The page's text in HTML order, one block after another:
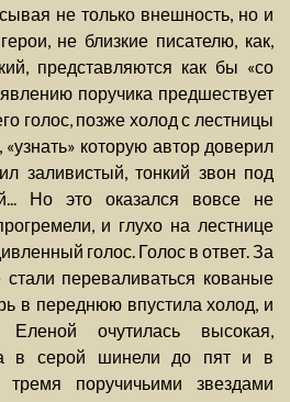
не только внешность, но и
не близкие писателю, как,
представляются как бы «со
поручика предшествует
голос, позже холод с лестницы
которую автор доверил
заливистый, тонкий звон под
Но это оказался вовсе не
и глухо на лестнице
голос. Голос в ответ. За
переваливаться кованые
в переднюю впустила холод, и
очутилась высокая,
в серой шинели до пят и в
поручичьими звездами